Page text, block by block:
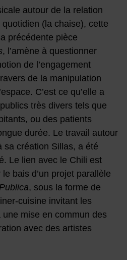
autour de la relation
quotidien (la chaise), cette
précédente pièce
, l’amène à questionner
de l’engagement
de la manipulation
C’est ce qu’elle a
très divers tels que
ou des patients
durée. Le travail autour
sa création Sillas, a été
Le lien avec le Chili est
bais d’un projet parallèle
, sous la forme de
cuisine invitant les
mise en commun des
avec des artistes